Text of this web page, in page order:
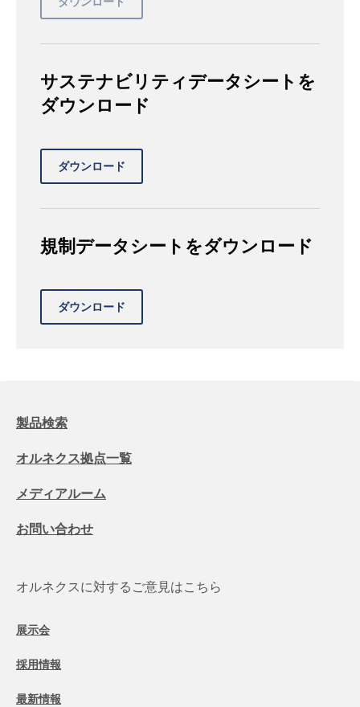
サステナビリティデータシートを
ダウンロード
規制データシートをダウンロード
製品検索
オルネクス拠点一覧
メディアルーム
お問い合わせ
オルネクスに対するご意見はこちら
展示会
採用情報
最新情報